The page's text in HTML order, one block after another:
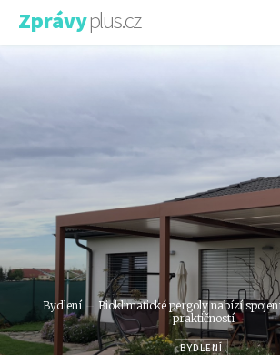
Zprávyplus.cz
Bydlení
Bioklimatické pergoly nabízí
praktičností
BYDLENÍ